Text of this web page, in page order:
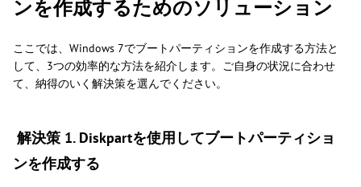
ンを作成するためのソリューション
ここでは、Windows 7でブートパーティションを作成する方法と
して、3つの効率的な方法を紹介します。ご自身の状況に合わせ
て、納得のいく解決策を選んでください。
解決策 1. Diskpartを使用してブートパーティショ
ンを作成する